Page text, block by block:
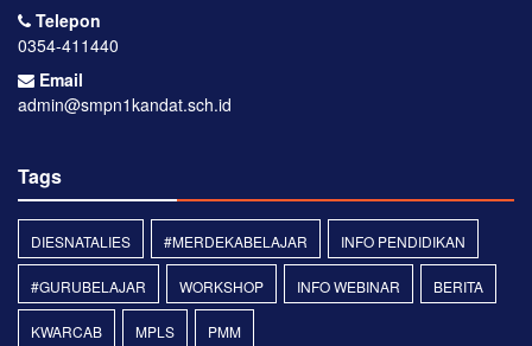
Telepon
0354-411440
Email
admin@smpn1kandat.sch.id
Tags
DIESNATALIES #MERDEKABELAJAR INFO PENDIDIKAN
#GURUBELAJAR WORKSHOP INFO WEBINAR BERITA
KWARCAB MPLS PMM